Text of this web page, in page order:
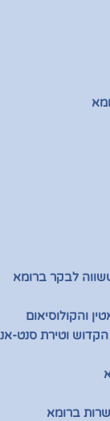
לבקר ברומא
והקולוסיאום
וטירת סנט-
ברומא